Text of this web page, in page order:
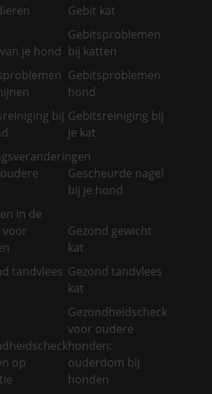
Gebit kat
je hond
Gebitsproblemen
bij katten
Gebitsproblemen
hond
bij Gebitsreiniging bij
je kat
Gescheurde nagel
bij je hond
in de
Gezond gewicht
kat
tandvlees Gezond tandvlees
kat
op
Gezondheidscheck
voor oudere
honden:
ouderdom bij
honden